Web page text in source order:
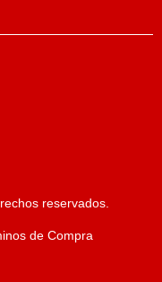
reservados.
de Compra